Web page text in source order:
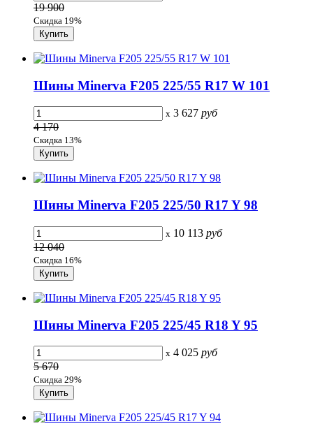
19 900
Скидка 19%
Шины Minerva F205 225/55 R17 W 101
x 3 627 руб
4 170
Скидка 13%
Шины Minerva F205 225/50 R17 Y 98
x 10 113 руб
12 040
Скидка 16%
Шины Minerva F205 225/45 R18 Y 95
x 4 025 руб
5 670
Скидка 29%